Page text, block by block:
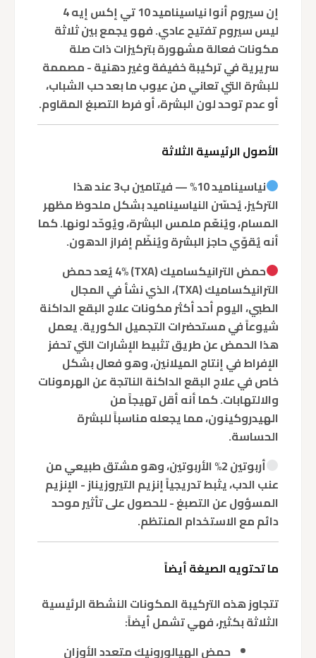
إن سيروم أنوا نياسيناميد 10 تي إكس إيه 4
ليس سيروم تفتيح عادي. فهو يجمع بين ثلاثة
مكونات فعالة مشهورة بتركيزات ذات صلة
سريرية في تركيبة خفيفة وغير دهنية - مصممة
للبشرة التي تعاني من عيوب ما بعد حب الشباب،
أو عدم توحد لون البشرة، أو فرط التصبغ المقاوم.
الأصول الرئيسية الثلاثة
نياسيناميد 10% — فيتامين ب3
عند هذا
التركيز، يُحسّن النياسيناميد بشكل ملحوظ مظهر
المسام، ويُنعّم ملمس البشرة، ويُوحّد لونها. كما
أنه يُقوّي حاجز البشرة ويُنظّم إفراز الدهون.
حمض الترانيكساميك (TXA) 4%
يُعد حمض
الترانيكساميك (TXA)، الذي نشأ في المجال
الطبي، اليوم أحد أكثر مكونات علاج البقع الداكنة
شيوعاً في مستحضرات التجميل الكورية. يعمل
هذا الحمض عن طريق تثبيط الإشارات التي تحفز
الإفراط في إنتاج الميلانين، وهو فعال بشكل
خاص في علاج البقع الداكنة الناتجة عن الهرمونات
والالتهابات. كما أنه أقل تهيجاً من
الهيدروكينون، مما يجعله مناسباً للبشرة
الحساسة.
أربوتين 2%
الأربوتين، وهو مشتق طبيعي من
عنب الدب، يثبط تدريجياً إنزيم التيروزيناز - الإنزيم
المسؤول عن التصبغ - للحصول على تأثير موحد
دائم مع الاستخدام المنتظم.
ما تحتويه الصيغة أيضاً
تتجاوز هذه التركيبة المكونات النشطة الرئيسية
الثلاثة بكثير، فهي تشمل أيضاً:
حمض الهيالورونيك متعدد الأوزان